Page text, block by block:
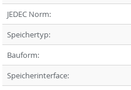
JEDEC Norm:
Speichertyp:
Bauform:
Speicherinterface: